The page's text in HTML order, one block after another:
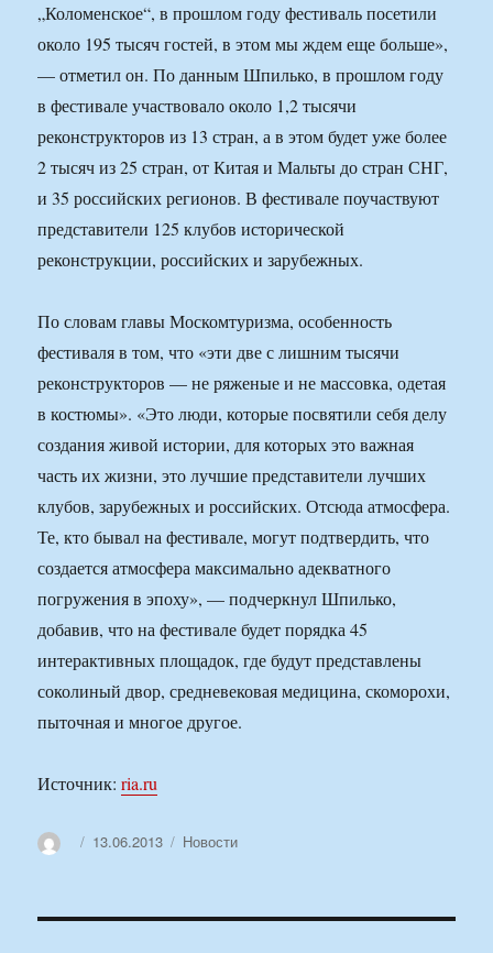
„Коломенское“, в прошлом году фестиваль посетили
около 195 тысяч гостей, в этом мы ждем еще больше»,
— отметил он. По данным Шпилько, в прошлом году
в фестивале участвовало около 1,2 тысячи
реконструкторов из 13 стран, а в этом будет уже более
2 тысяч из 25 стран, от Китая и Мальты до стран СНГ,
и 35 российских регионов. В фестивале поучаствуют
представители 125 клубов исторической
реконструкции, российских и зарубежных.
По словам главы Москомтуризма, особенность
фестиваля в том, что «эти две с лишним тысячи
реконструкторов — не ряженые и не массовка, одетая
в костюмы». «Это люди, которые посвятили себя делу
создания живой истории, для которых это важная
часть их жизни, это лучшие представители лучших
клубов, зарубежных и российских. Отсюда атмосфера.
Те, кто бывал на фестивале, могут подтвердить, что
создается атмосфера максимально адекватного
погружения в эпоху», — подчеркнул Шпилько,
добавив, что на фестивале будет порядка 45
интерактивных площадок, где будут представлены
соколиный двор, средневековая медицина, скоморохи,
пыточная и многое другое.
Источник:ria.ru
АвторОпубликовано
13.06.2013 Рубрики
Новости